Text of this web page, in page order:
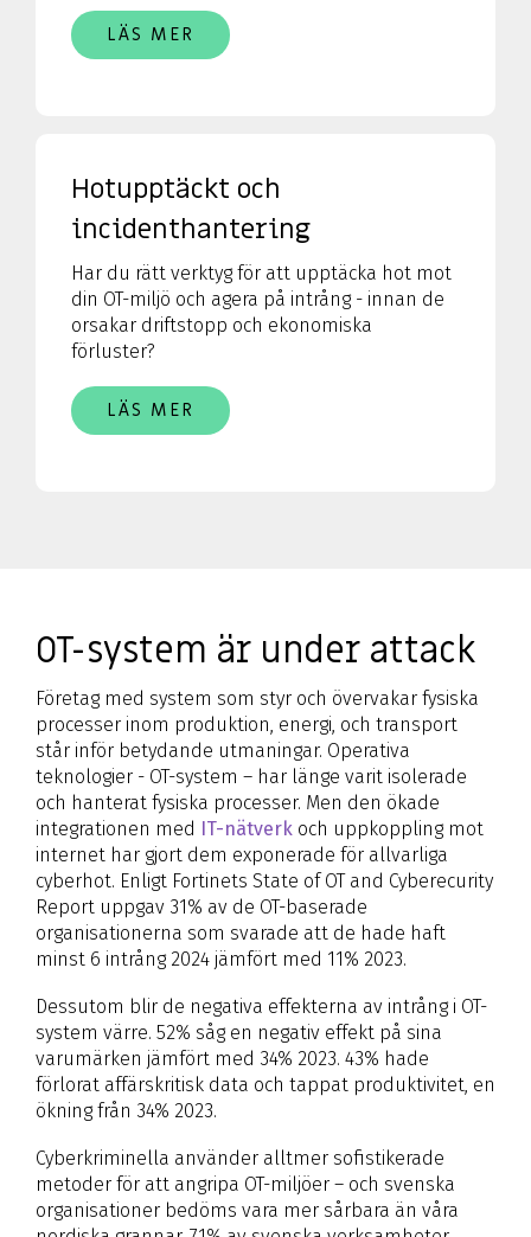
LÄS MER
Hotupptäckt och
incidenthantering
Har du rätt verktyg för att upptäcka hot mot
din OT-miljö och agera på intrång - innan de
orsakar driftstopp och ekonomiska
förluster?
LÄS MER
OT-system är under attack
Företag med system som styr och övervakar fysiska
processer inom produktion, energi, och transport
står inför betydande utmaningar. Operativa
teknologier - OT-system – har länge varit isolerade
och hanterat fysiska processer. Men den ökade
integrationen med IT-nätverk och uppkoppling mot
internet har gjort dem exponerade för allvarliga
cyberhot. Enligt Fortinets State of OT and Cyberecurity
Report uppgav 31% av de OT-baserade
organisationerna som svarade att de hade haft
minst 6 intrång 2024 jämfört med 11% 2023.
Dessutom blir de negativa effekterna av intrång i OT-
system värre. 52% såg en negativ effekt på sina
varumärken jämfört med 34% 2023. 43% hade
förlorat affärskritisk data och tappat produktivitet, en
ökning från 34% 2023.
Cyberkriminella använder alltmer sofistikerade
metoder för att angripa OT-miljöer – och svenska
organisationer bedöms vara mer sårbara än våra